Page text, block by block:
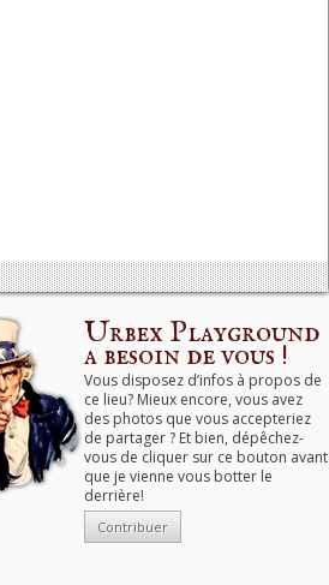
Urbex Playground
a besoin de vous !
Vous disposez d’infos à propos de
ce lieu? Mieux encore, vous avez
des photos que vous accepteriez
de partager ? Et bien, dépêchez-
vous de cliquer sur ce bouton avant
que je vienne vous botter le
derrière!
Contribuer